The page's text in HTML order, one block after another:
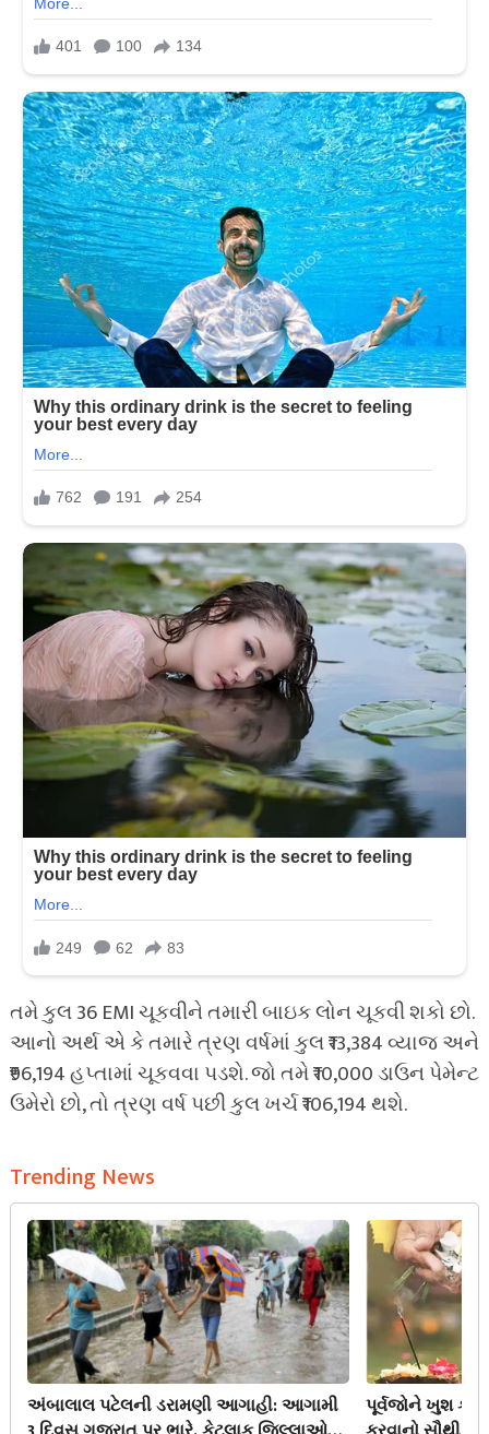
તમે કુલ 36 EMI ચૂકવીને તમારી બાઇક લોન ચૂકવી શકો છો.
આનો અર્થ એ કે તમારે ત્રણ વર્ષમાં કુલ ₹13,384 વ્યાજ અને
₹96,194 હપ્તામાં ચૂકવવા પડશે. જો તમે ₹10,000 ડાઉન પેમેન્ટ
ઉમેરો છો, તો ત્રણ વર્ષ પછી કુલ ખર્ચ ₹106,194 થશે.
Trending News
અંબાલાલ પટેલની ડરામણી આગાહી: આગામી
પૂર્વજોને ખુશ